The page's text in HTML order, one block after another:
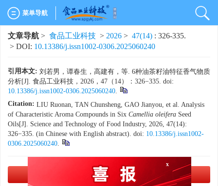
菜单导航
文章导航 > 食品工业科技 > 2026 > 47(14) : 326-335.
> DOI: 10.13386/j.issn1002-0306.2025060240
引用本文: 刘若男，谭春生，高建有，等. 6种油茶籽油特征香气物质
分析[J]. 食品工业科技，2026，47（14）：326−335. doi:
10.13386/j.issn1002-0306.2025060240.
Citation: LIU Ruonan, TAN Chunsheng, GAO Jianyou, et al. Analysis
of Characteristic Aroma Compounds in Six Camellia oleifera Seed
Oils[J]. Science and Technology of Food Industry, 2026, 47(14):
326−335. (in Chinese with English abstract). doi: 10.13386/j.issn1002-
0306.2025060240.
PDF下载 (2616 KB)